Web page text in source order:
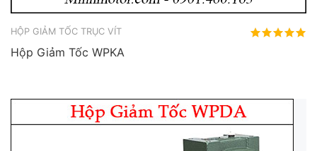
HỘP GIẢM TỐC TRỤC VÍT
Hộp Giảm Tốc WPKA